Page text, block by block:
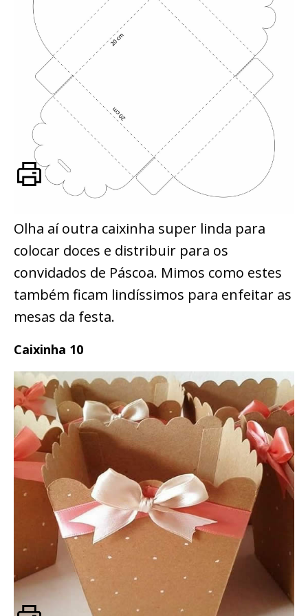
Olha aí outra caixinha super linda para
colocar doces e distribuir para os
convidados de Páscoa. Mimos como estes
também ficam lindíssimos para enfeitar as
mesas da festa.
Caixinha 10